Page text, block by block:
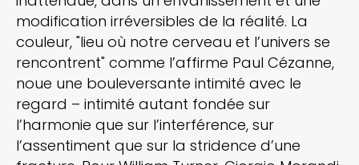
modification irréversibles de la réalité. La
couleur, "lieu où notre cerveau et l’univers se
rencontrent" comme l’affirme Paul Cézanne,
noue une bouleversante intimité avec le
regard – intimité autant fondée sur
l’harmonie que sur l’interférence, sur
l’assentiment que sur la stridence d’une